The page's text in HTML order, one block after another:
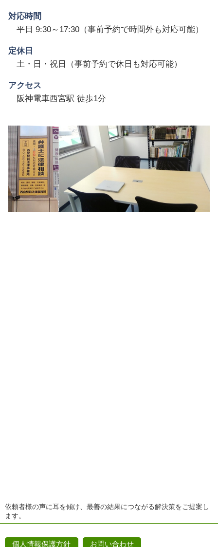
対応時間
平日 9:30～17:30（事前予約で時間外も対応可能）
定休日
土・日・祝日（事前予約で休日も対応可能）
アクセス
阪神電車西宮駅 徒歩1分
依頼者様の声に耳を傾け、最善の結果につながる解決策をご提案し
ます。
個人情報保護方針 お問い合わせ